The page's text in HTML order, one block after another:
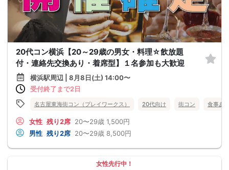
20代コン横浜【20～29歳の男女・料理☆飲放題
付・連絡先交換あり・着席型】１名参加も大歓迎
横浜駅周辺 | 8月8日(土) 14:00〜
受付終了まで2日
名古屋東海街コン（プレイワークス） 20代向け 街コン 食事あ
女性 残り2席 20〜29歳 1,500円
男性 残り2席 20〜29歳 8,500円
女性先行中！